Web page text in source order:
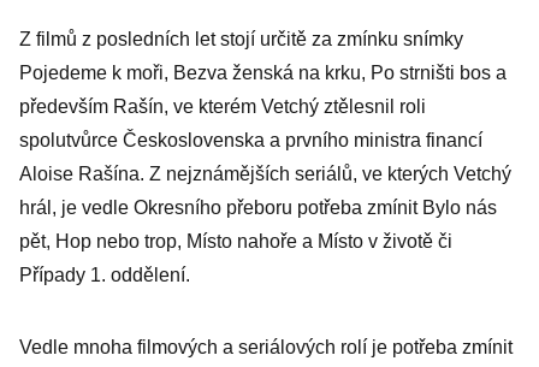
Z filmů z posledních let stojí určitě za zmínku snímky
Pojedeme k moři, Bezva ženská na krku, Po strništi bos a
především Rašín, ve kterém Vetchý ztělesnil roli
spolutvůrce Československa a prvního ministra financí
Aloise Rašína. Z nejznámějších seriálů, ve kterých Vetchý
hrál, je vedle Okresního přeboru potřeba zmínit Bylo nás
pět, Hop nebo trop, Místo nahoře a Místo v životě či
Případy 1. oddělení.
Vedle mnoha filmových a seriálových rolí je potřeba zmínit